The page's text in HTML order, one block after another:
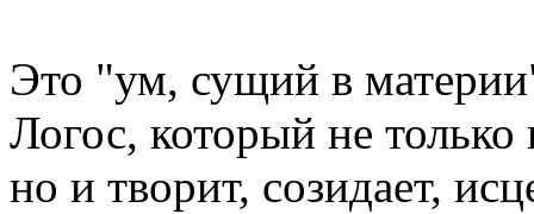
Это "ум, сущий в
Логос, который не только
но и творит, созидает,